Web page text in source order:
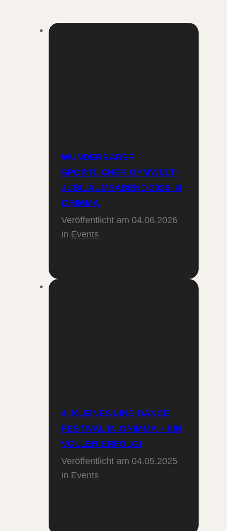
WUNDERBARER
SPORTLICHER GYMWELT-
JUBILÄUMSABEND 2026 IN
GRIMMA
Veröffentlicht am 04.06.2026
in Events
4. KLEINES LINE DANCE
FESTIVAL IN GRIMMA – EIN
VOLLER ERFOLG!
Veröffentlicht am 04.05.2025
in Events